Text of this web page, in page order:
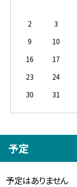
2
3
9
10
16
17
23
24
30
31
予定
予定はありません